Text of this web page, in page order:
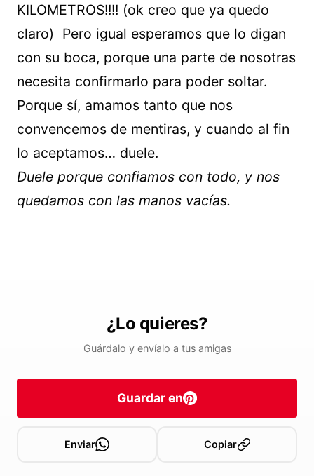
KILOMETROS!!!! (ok creo que ya quedo
claro) Pero igual esperamos que lo digan
con su boca, porque una parte de nosotras
necesita confirmarlo para poder soltar.
Porque sí, amamos tanto que nos
convencemos de mentiras, y cuando al fin
lo aceptamos… duele.
Duele porque confiamos con todo, y nos
quedamos con las manos vacías.
¿Lo quieres?
Guárdalo y envíalo a tus amigas
Guardar en
Enviar Copiar